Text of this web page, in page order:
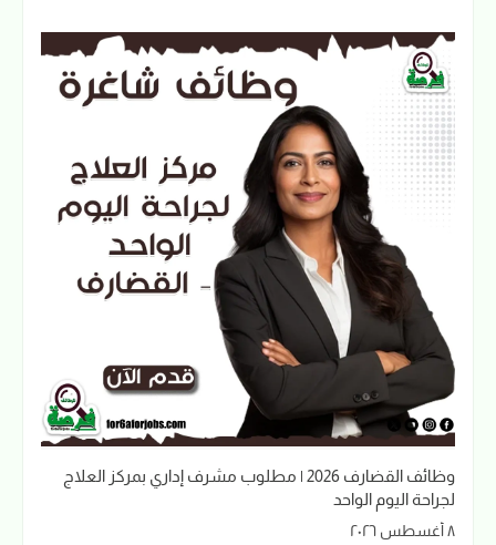
وظائف القضارف 2026 | مطلوب مشرف إداري بمركز العلاج
لجراحة اليوم الواحد
٨ أغسطس ٢٠٢٦